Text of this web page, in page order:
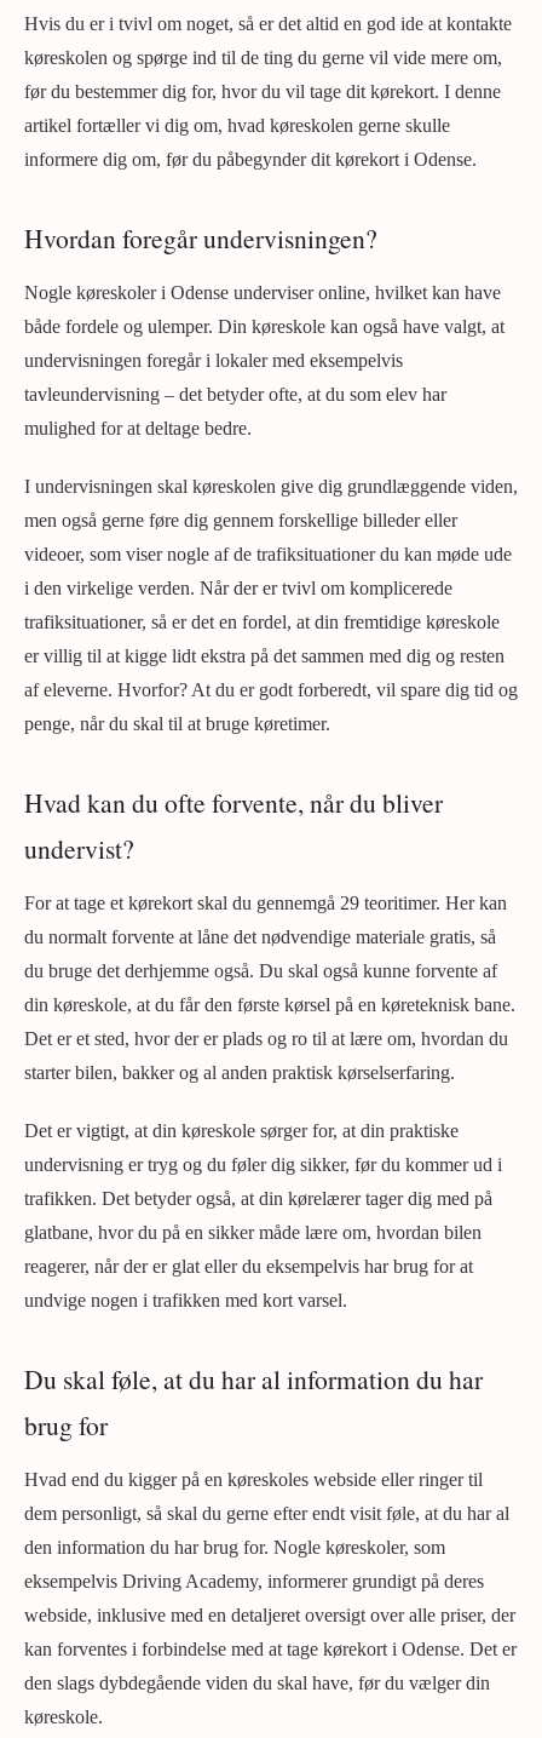
Hvis du er i tvivl om noget, så er det altid en god ide at kontakte
køreskolen og spørge ind til de ting du gerne vil vide mere om,
før du bestemmer dig for, hvor du vil tage dit kørekort. I denne
artikel fortæller vi dig om, hvad køreskolen gerne skulle
informere dig om, før du påbegynder dit kørekort i Odense.
Hvordan foregår undervisningen?
Nogle køreskoler i Odense underviser online, hvilket kan have
både fordele og ulemper. Din køreskole kan også have valgt, at
undervisningen foregår i lokaler med eksempelvis
tavleundervisning – det betyder ofte, at du som elev har
mulighed for at deltage bedre.
I undervisningen skal køreskolen give dig grundlæggende viden,
men også gerne føre dig gennem forskellige billeder eller
videoer, som viser nogle af de trafiksituationer du kan møde ude
i den virkelige verden. Når der er tvivl om komplicerede
trafiksituationer, så er det en fordel, at din fremtidige køreskole
er villig til at kigge lidt ekstra på det sammen med dig og resten
af eleverne. Hvorfor? At du er godt forberedt, vil spare dig tid og
penge, når du skal til at bruge køretimer.
Hvad kan du ofte forvente, når du bliver
undervist?
For at tage et kørekort skal du gennemgå 29 teoritimer. Her kan
du normalt forvente at låne det nødvendige materiale gratis, så
du bruge det derhjemme også. Du skal også kunne forvente af
din køreskole, at du får den første kørsel på en køreteknisk bane.
Det er et sted, hvor der er plads og ro til at lære om, hvordan du
starter bilen, bakker og al anden praktisk kørselserfaring.
Det er vigtigt, at din køreskole sørger for, at din praktiske
undervisning er tryg og du føler dig sikker, før du kommer ud i
trafikken. Det betyder også, at din kørelærer tager dig med på
glatbane, hvor du på en sikker måde lære om, hvordan bilen
reagerer, når der er glat eller du eksempelvis har brug for at
undvige nogen i trafikken med kort varsel.
Du skal føle, at du har al information du har
brug for
Hvad end du kigger på en køreskoles webside eller ringer til
dem personligt, så skal du gerne efter endt visit føle, at du har al
den information du har brug for. Nogle køreskoler, som
eksempelvis Driving Academy, informerer grundigt på deres
webside, inklusive med en detaljeret oversigt over alle priser, der
kan forventes i forbindelse med at tage kørekort i Odense. Det er
den slags dybdegående viden du skal have, før du vælger din
køreskole.